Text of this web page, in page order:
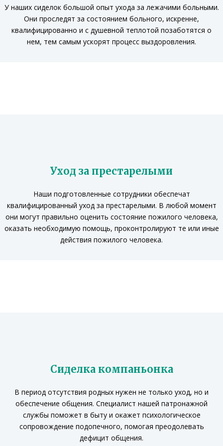
У наших сиделок большой опыт ухода за лежачими больными.
Они проследят за состоянием больного, искренне,
квалифицированно и с душевной теплотой позаботятся о
нем, тем самым ускорят процесс выздоровления.
Уход за престарелыми
Наши подготовленные сотрудники обеспечат
квалифицированный уход за престарелыми. В любой момент
они могут правильно оценить состояние пожилого человека,
оказать необходимую помощь, проконтролируют те или иные
действия пожилого человека.
Сиделка компаньонка
В период отсутствия родных нужен не только уход, но и
обеспечение общения. Специалист нашей патронажной
службы поможет в быту и окажет психологическое
сопровождение подопечного, помогая преодолевать
дефицит общения.